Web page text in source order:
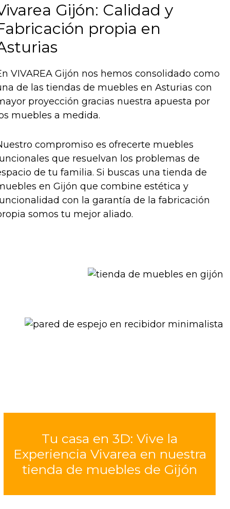
Gijón: Calidad y
propia en
VIVAREA Gijón nos hemos consolidado como
de las tiendas de muebles en Asturias con
proyección gracias nuestra apuesta por
muebles a medida.
compromiso es ofrecerte muebles
que resuelvan los problemas de
de tu familia. Si buscas una tienda de
en Gijón que combine estética y
con la garantía de la fabricación
somos tu mejor aliado.
Tu casa en 3D: Vive la
Experiencia Vivarea en nuestra
tienda de muebles de Gijón